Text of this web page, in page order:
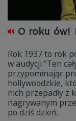
O roku ów!
Rok 1937 to rok
w audycji "Ten
przypominając
hollywoodzkie,
nich przepadły z
nagrywanym
po dziś dzień.